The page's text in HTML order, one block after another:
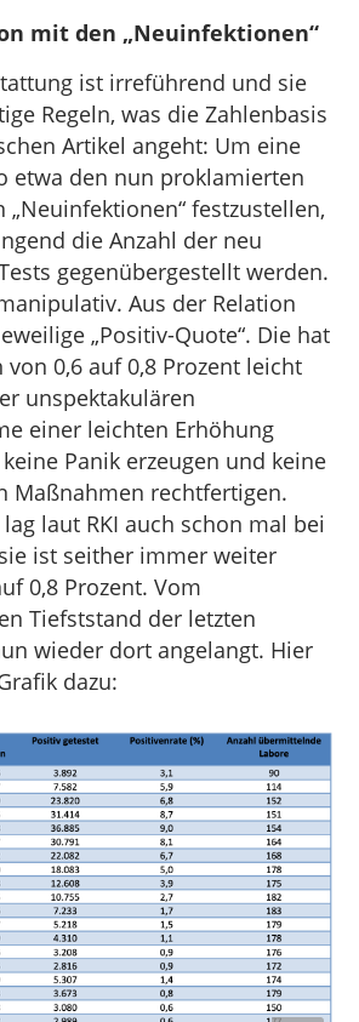
mit den „Neuinfektionen“
ist irreführend und sie
Regeln, was die Zahlenbasis
Artikel angeht: Um eine
etwa den nun proklamierten
„Neuinfektionen“ festzustellen,
die Anzahl der neu
gegenübergestellt werden.
Aus der Relation
„Positiv-Quote“. Die hat
von 0,6 auf 0,8 Prozent leicht
unspektakulären
einer leichten Erhöhung
Panik erzeugen und keine
Maßnahmen rechtfertigen.
laut RKI auch schon mal bei
ist seither immer weiter
0,8 Prozent. Vom
Tiefststand der letzten
wieder dort angelangt. Hier
dazu: